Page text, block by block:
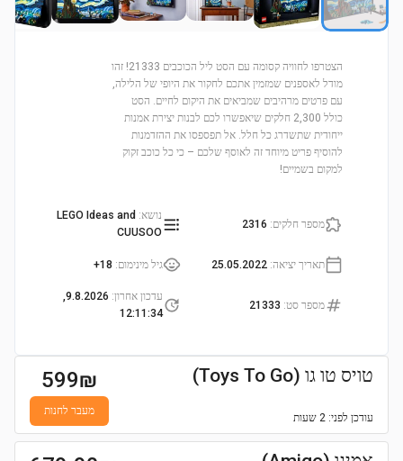
הצטרפו לחוויה קסומה עם הסט ליל הכוכבים 21333! זהו
מודל לאספנים שמזמין אתכם לחקור את היופי של הלילה,
עם פרטים מרהיבים שמביאים את היקום לחיים. הסט
כולל 2,300 חלקים שיאפשרו לכם לבנות יצירת אמנות
ייחודית שתשדרג כל חלל. אל תפספסו את ההזדמנות
להוסיף פריט מיוחד זה לאוסף שלכם – כי כל כוכב זקוק
למקום בשמיים!
מספר חלקים:
2316
נושא:
LEGO Ideas and
CUUSOO
תאריך יציאה:
25.05.2022 גיל מינימום:
18+
מספר סט:
21333
עדכון אחרון:
9.8.2026,
12:11:34
טויס טו גו (Toys To Go)
עודכן לפני: 2 שעות
599₪
מעבר לחנות